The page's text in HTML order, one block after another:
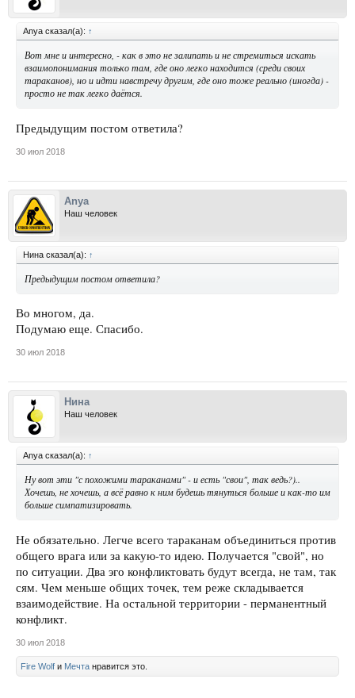
Anya сказал(а): ↑
Вот мне и интересно, - как в это не залипать и не стремиться искать
взаимопонимания только там, где оно легко находится (среди своих
тараканов), но и идти навстречу другим, где оно тоже реально (иногда) -
просто не так легко даётся.
Предыдущим постом ответила?
30 июл 2018
Anya
Наш человек
Нина сказал(а): ↑
Предыдущим постом ответила?
Во многом, да.
Подумаю еще. Спасибо.
30 июл 2018
Нина
Наш человек
Anya сказал(а): ↑
Ну вот эти "с похожими тараканами" - и есть "свои", так ведь?)..
Хочешь, не хочешь, а всё равно к ним будешь тянуться больше и как-то им
больше симпатизировать.
Не обязательно. Легче всего тараканам объединиться против
общего врага или за какую-то идею. Получается "свой", но
по ситуации. Два эго конфликтовать будут всегда, не там, так
сям. Чем меньше общих точек, тем реже складывается
взаимодействие. На остальной территории - перманентный
конфликт.
30 июл 2018
Fire Wolf и Мечта нравится это.